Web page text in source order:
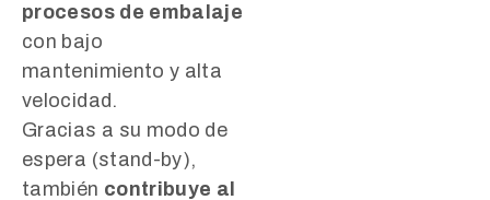
procesos de embalaje
con bajo
mantenimiento y alta
velocidad.
Gracias a su modo de
espera (stand-by),
también contribuye al